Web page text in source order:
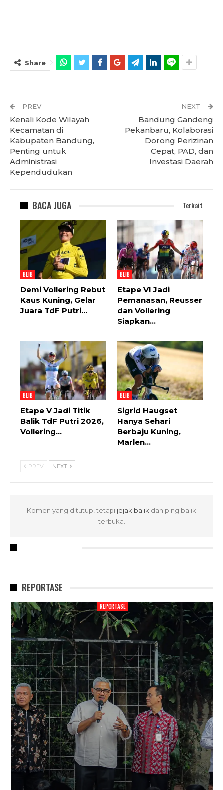
Share
PREV
Kenali Kode Wilayah
Kecamatan di
Kabupaten Bandung,
Penting untuk
Administrasi
Kependudukan
NEXT
Bandung Gandeng
Pekanbaru, Kolaborasi
Dorong Perizinan
Cepat, PAD, dan
Investasi Daerah
BACA JUGA Terkait
BEIB
Demi Vollering Rebut
Kaus Kuning, Gelar
Juara TdF Putri…
BEIB
Etape VI Jadi
Pemanasan, Reusser
dan Vollering
Siapkan…
BEIB
Etape V Jadi Titik
Balik TdF Putri 2026,
Vollering…
BEIB
Sigrid Haugset
Hanya Sehari
Berbaju Kuning,
Marlen…
PREV NEXT
Komen yang ditutup, tetapi jejak balik dan ping balik
terbuka.
REPORTASE
REPORTASE